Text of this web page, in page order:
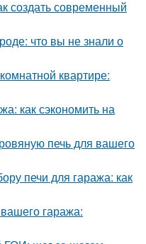
создать современный
что вы не знали о
квартире:
как сэкономить на
печь для вашего
печи для гаража: как
гаража: